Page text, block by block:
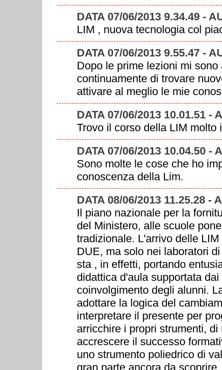
DATA 07/06/2013 9.34.49 -
LIM , nuova tecnologia col
DATA 07/06/2013 9.55.47 -
Dopo le prime lezioni mi
continuamente di trovare
attivare al meglio le mie
DATA 07/06/2013 10.01.51 -
Trovo il corso della LIM molto
DATA 07/06/2013 10.04.50 -
Sono molte le cose che ho
conoscenza della Lim.
DATA 08/06/2013 11.25.28 -
Il piano nazionale per la
del Ministero, alle scuole
tradizionale. L'arrivo delle
DUE, ma solo nei laboratori
sta , in effetti, portando
didattica d'aula supportata
coinvolgimento degli alunni.
adottare la logica del
interpretare il presente per
arricchire i propri strumenti,
accrescere il successo
uno strumento poliedrico di
gran parte ancora da